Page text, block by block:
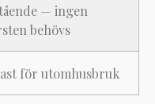
— ingen
behövs
för utomhusbruk